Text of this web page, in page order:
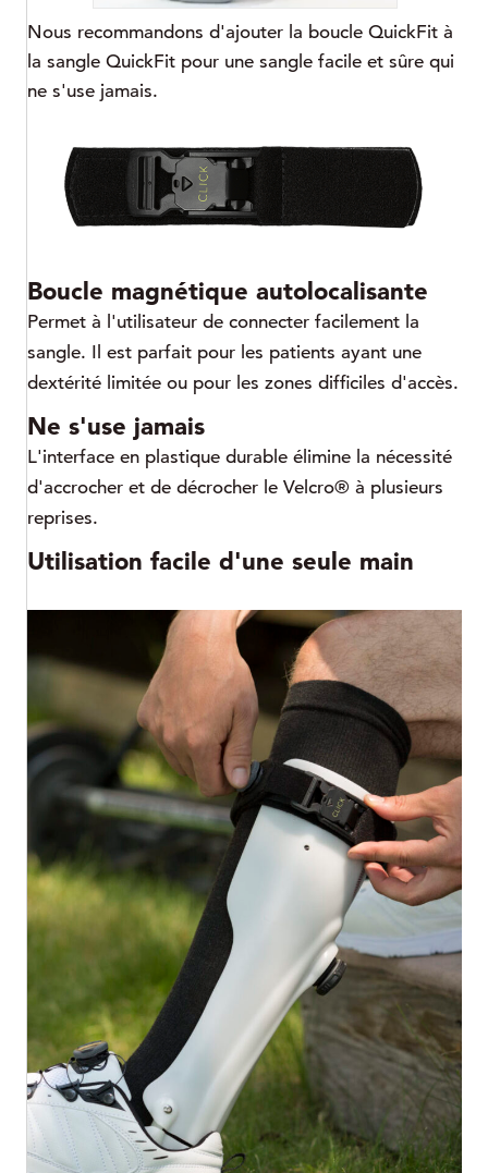
Nous recommandons d'ajouter la boucle QuickFit à
la sangle QuickFit pour une sangle facile et sûre qui
ne s'use jamais.
Boucle magnétique autolocalisante
Permet à l'utilisateur de connecter facilement la
sangle. Il est parfait pour les patients ayant une
dextérité limitée ou pour les zones difficiles d'accès.
Ne s'use jamais
L'interface en plastique durable élimine la nécessité
d'accrocher et de décrocher le Velcro® à plusieurs
reprises.
Utilisation facile d'une seule main